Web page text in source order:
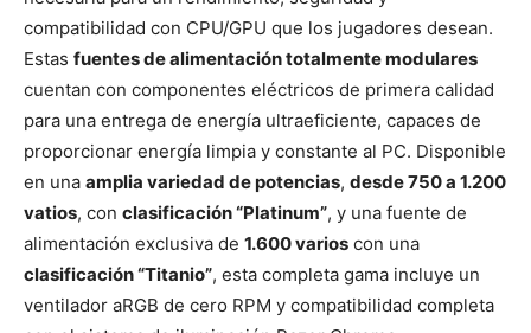
compatibilidad con CPU/GPU que los jugadores desean.
Estas fuentes de alimentación totalmente modulares
cuentan con componentes eléctricos de primera calidad
para una entrega de energía ultraeficiente, capaces de
proporcionar energía limpia y constante al PC. Disponible
en una amplia variedad de potencias, desde 750 a 1.200
vatios, con clasificación “Platinum”, y una fuente de
alimentación exclusiva de 1.600 varios con una
clasificación “Titanio”, esta completa gama incluye un
ventilador aRGB de cero RPM y compatibilidad completa